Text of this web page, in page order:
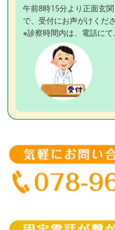
午前8時15分より正面玄
で、受付にお声がけくださ
※診察時間内は、電話にて